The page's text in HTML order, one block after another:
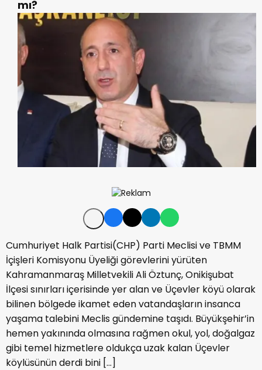
mı?
Cumhuriyet Halk Partisi(CHP) Parti Meclisi ve TBMM
İçişleri Komisyonu Üyeliği görevlerini yürüten
Kahramanmaraş Milletvekili Ali Öztunç, Onikişubat
İlçesi sınırları içerisinde yer alan ve Üçevler köyü olarak
bilinen bölgede ikamet eden vatandaşların insanca
yaşama talebini Meclis gündemine taşıdı. Büyükşehir’in
hemen yakınında olmasına rağmen okul, yol, doğalgaz
gibi temel hizmetlere oldukça uzak kalan Üçevler
köylüsünün derdi bini […]